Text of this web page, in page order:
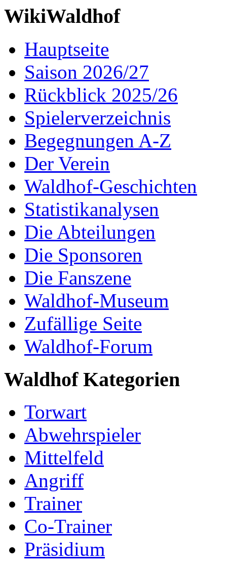
WikiWaldhof
Hauptseite
Saison 2026/27
Rückblick 2025/26
Spielerverzeichnis
Begegnungen A-Z
Der Verein
Waldhof-Geschichten
Statistikanalysen
Die Abteilungen
Die Sponsoren
Die Fanszene
Waldhof-Museum
Zufällige Seite
Waldhof-Forum
Waldhof Kategorien
Torwart
Abwehrspieler
Mittelfeld
Angriff
Trainer
Co-Trainer
Präsidium